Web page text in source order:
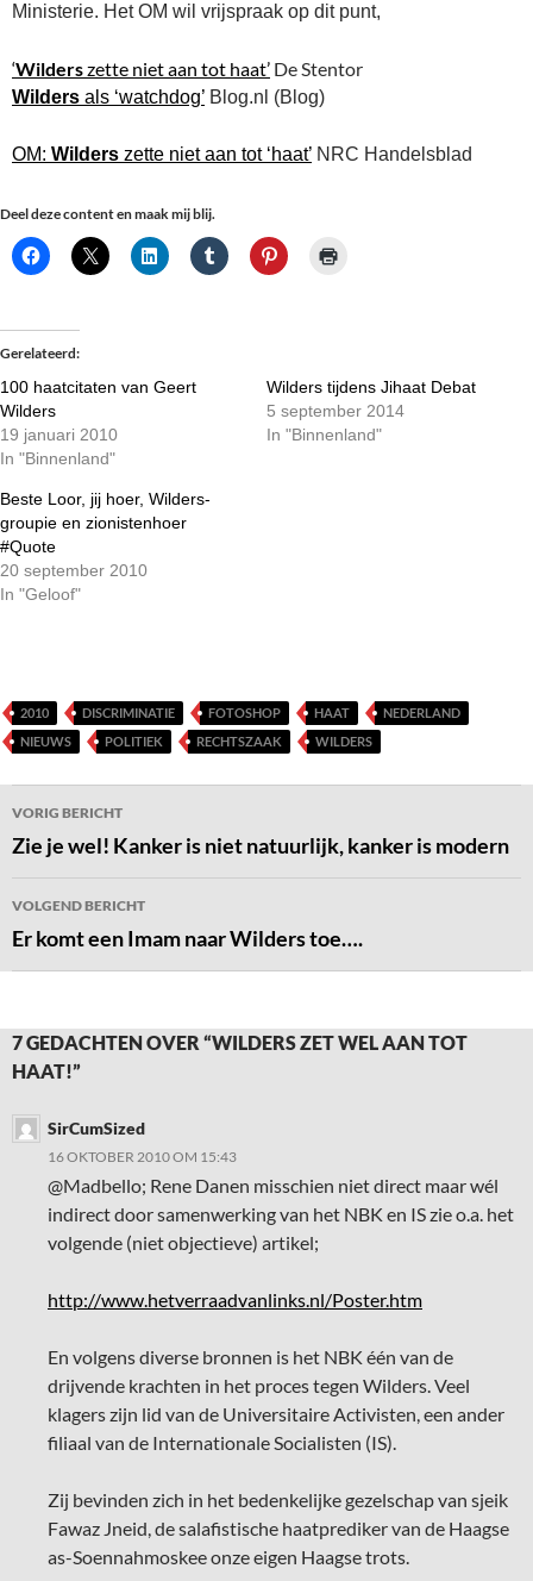
Ministerie. Het OM wil vrijspraak op dit punt,
‘Wilderszette niet aan tot haat’ De Stentor
Wilders als ‘watchdog’ Blog.nl (Blog)
OM: Wilders zette niet aan tot ‘haat’ NRC Handelsblad
Deel deze content en maak mij blij.
Gerelateerd
100 haatcitaten van Geert
Wilders
19 januari 2010
In "Binnenland"
Wilders tijdens Jihaat Debat
5 september 2014
In "Binnenland"
Beste Loor, jij hoer, Wilders-
groupie en zionistenhoer
#Quote
20 september 2010
In "Geloof"
2010 DISCRIMINATIE FOTOSHOP HAAT
NEDERLAND
NIEUWS
POLITIEK RECHTSZAAK WILDERS
Bericht
navigatie
VORIG BERICHT
Zie je wel! Kanker is niet natuurlijk, kanker is modern
VOLGEND BERICHT
Er komt een Imam naar Wilders toe….
7 GEDACHTEN OVER “WILDERS ZET WEL AAN TOT
HAAT!”
SirCumSized
16 OKTOBER 2010 OM 15:43
@Madbello; Rene Danen misschien niet direct maar wél
indirect door samenwerking van het NBK en IS zie o.a. het
volgende (niet objectieve) artikel;
http://www.hetverraadvanlinks.nl/Poster.htm
En volgens diverse bronnen is het NBK één van de
drijvende krachten in het proces tegen Wilders. Veel
klagers zijn lid van de Universitaire Activisten, een ander
filiaal van de Internationale Socialisten (IS).
Zij bevinden zich in het bedenkelijke gezelschap van sjeik
Fawaz Jneid, de salafistische haatprediker van de Haagse
as-Soennahmoskee onze eigen Haagse trots.